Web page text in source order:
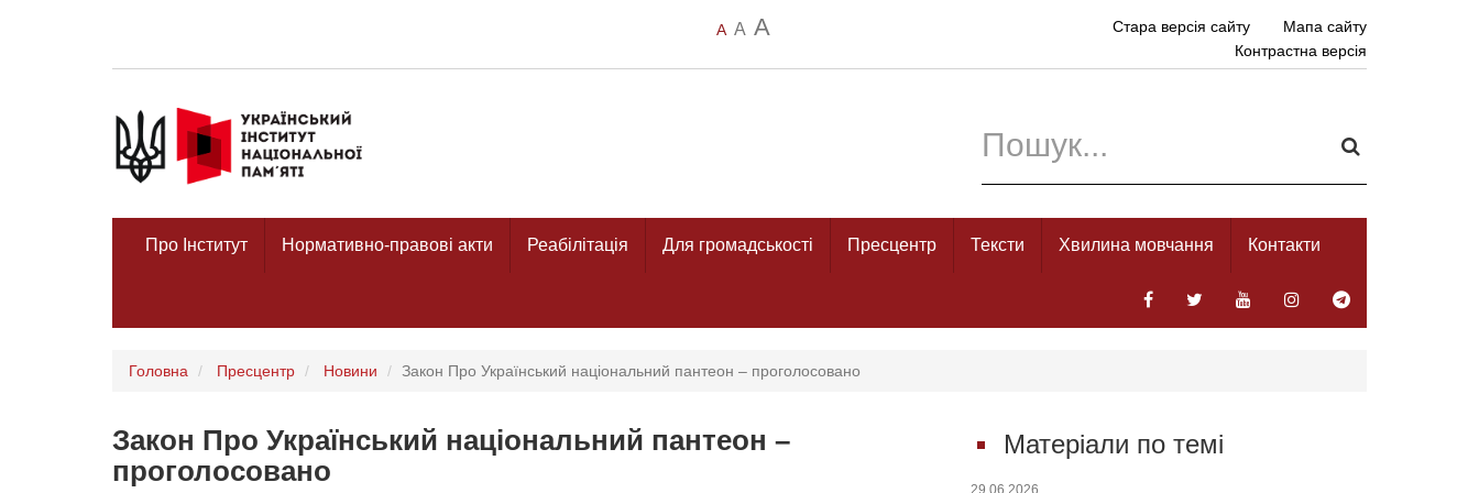
A A A Стара версія сайту
Мапа сайту
Контрастна версія
Про Інститут Нормативно-правові акти Реабілітація Для громадськості Пресцентр Тексти Хвилина мовчання Контакти
Головна Пресцентр Новини Закон Про Український національний пантеон – проголосовано
Закон Про Український національний пантеон –
проголосовано
Матеріали по темі
29.06.2026